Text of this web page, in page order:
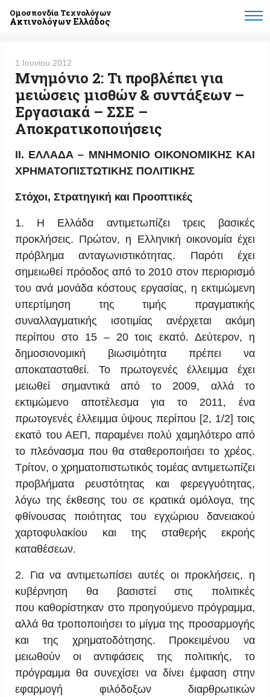
Ομοσπονδία Τεχνολόγων
Ακτινολόγων Ελλάδος
1 Ιουνίου 2012
Μνημόνιο 2: Τι προβλέπει για
μειώσεις μισθών & συντάξεων –
Εργασιακά – ΣΣΕ –
Αποκρατικοποιήσεις
II. ΕΛΛΑΔΑ – ΜΝΗΜΟΝΙΟ ΟΙΚΟΝΟΜΙΚΗΣ ΚΑΙ
ΧΡΗΜΑΤΟΠΙΣΤΩΤΙΚΗΣ ΠΟΛΙΤΙΚΗΣ
Στόχοι, Στρατηγική και Προοπτικές
1. Η Ελλάδα αντιμετωπίζει τρεις βασικές
προκλήσεις. Πρώτον, η Ελληνική οικονομία έχει
πρόβλημα ανταγωνιστικότητας. Παρότι έχει
σημειωθεί πρόοδος από το 2010 στον περιορισμό
του ανά μονάδα κόστους εργασίας, η εκτιμώμενη
υπερτίμηση της τιμής πραγματικής
συναλλαγματικής ισοτιμίας ανέρχεται ακόμη
περίπου στο 15 – 20 τοις εκατό. Δεύτερον, η
δημοσιονομική βιωσιμότητα πρέπει να
αποκατασταθεί. Το πρωτογενές έλλειμμα έχει
μειωθεί σημαντικά από το 2009, αλλά το
εκτιμώμενο αποτέλεσμα για το 2011, ένα
πρωτογενές έλλειμμα ύψους περίπου [2, 1/2] τοις
εκατό του ΑΕΠ, παραμένει πολύ χαμηλότερο από
το πλεόνασμα που θα σταθεροποιήσει το χρέος.
Τρίτον, ο χρηματοπιστωτικός τομέας αντιμετωπίζει
προβλήματα ρευστότητας και φερεγγυότητας,
λόγω της έκθεσης του σε κρατικά ομόλογα, της
φθίνουσας ποιότητας του εγχώριου δανειακού
χαρτοφυλακίου και της σταθερής εκροής
καταθέσεων.
2. Για να αντιμετωπίσει αυτές οι προκλήσεις, η
κυβέρνηση θα βασιστεί στις πολιτικές
που καθορίστηκαν στο προηγούμενο πρόγραμμα,
αλλά θα τροποποιήσει το μίγμα της προσαρμογής
και της χρηματοδότησης. Προκειμένου να
μειωθούν οι αντιφάσεις της πολιτικής, το
πρόγραμμα θα συνεχίσει να δίνει έμφαση στην
εφαρμογή φιλόδοξων διαρθρωτικών